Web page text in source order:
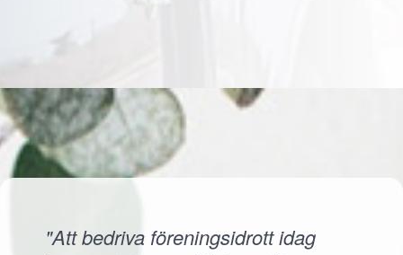
"Att bedriva föreningsidrott idag